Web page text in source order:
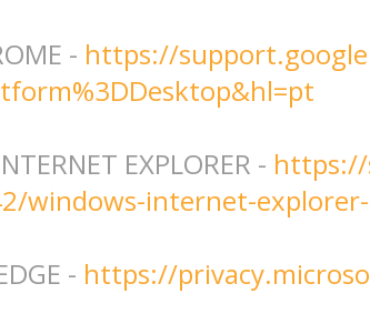
- https://
EXPLORER -
windows-internet-
- https://